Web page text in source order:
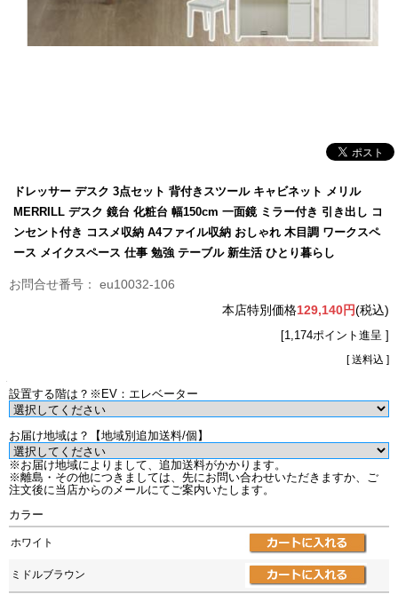
ドレッサー デスク 3点セット 背付きスツール キャビネット メリル
MERRILL デスク 鏡台 化粧台 幅150cm 一面鏡 ミラー付き 引き出し コ
ンセント付き コスメ収納 A4ファイル収納 おしゃれ 木目調 ワークスペ
ース メイクスペース 仕事 勉強 テーブル 新生活 ひとり暮らし
eu10032-106
本店特別価格129,140円(税込)
[1,174ポイント進呈 ]
[ 送料込 ]
設置する階は？※EV：エレベーター
お届け地域は？【地域別追加送料/個】
※お届け地域によりまして、追加送料がかかります。
※離島・その他につきましては、先にお問い合わせいただきますか、ご
注文後に当店からのメールにてご案内いたします。
カラー
ホワイト
ミドルブラウン